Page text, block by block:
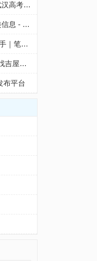
武汉高考信息网-武汉高考时间,武汉高考复读,武汉志愿填报,武汉高考分数线,武汉高考成绩查询
【58同城 58.com】呼和浩特分类信息 - 本地 免费 高效
橙子笔记-多邮箱聚合收发｜AI助手｜笔记文档云端同步｜团队与个人高效协作工具
巴中买房_巴中房产网_巴中购房找吉屋网 - 巴中吉屋网
布平台